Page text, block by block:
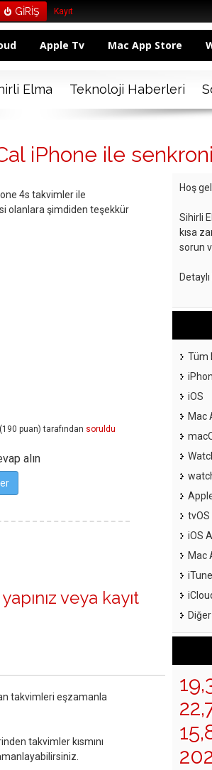
Kayıt
Apple Tv Mac App Store
Elma Teknoloji Haberleri
iPhone ile
4s takvimler ile
olanlara şimdiden teşekkür
(190 puan) tarafından soruldu
alın
veya kayıt
takvimleri eşzamanla
takvimler kısmını
Hoş
Sihirli
kısa
sorun
Tüm
iOS
Mac
tvOS
iOS
Mac
Diğer